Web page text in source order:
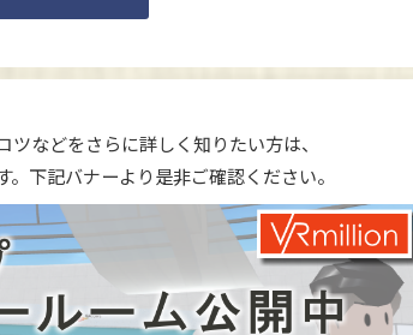
などをさらに詳しく知りたい方は、
下記バナーより是非ご確認ください。